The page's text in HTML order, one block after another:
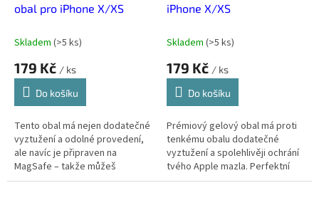
obal pro iPhone X/XS
Skladem (>5 ks)
179 Kč / ks
Do košíku
Tento obal má nejen dodatečné
vyztužení a odolné provedení,
ale navíc je připraven na
MagSafe – takže můžeš
používat veškeré MagSafe
iPhone X/XS
Skladem (>5 ks)
179 Kč / ks
Do košíku
Prémiový gelový obal má proti
tenkému obalu dodatečné
vyztužení a spolehlivěji ochrání
tvého Apple mazla. Perfektní
poměr ceny a výkonu.